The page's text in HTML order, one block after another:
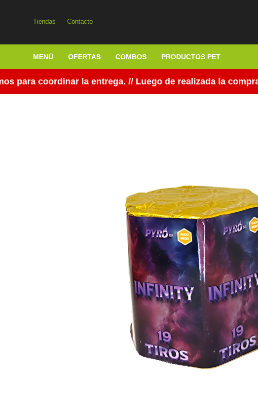
MENÚ OFERTAS COMBOS PRODUCTOS PET
Tiendas Contacto
coordinar la entrega. // Luego de realizada la compra,